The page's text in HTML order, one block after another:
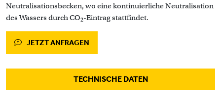
Neutralisationsbecken, wo eine kontinuierliche Neutralisation
des Wassers durch CO2-Eintrag stattfindet.
JETZT ANFRAGEN
TECHNISCHE DATEN